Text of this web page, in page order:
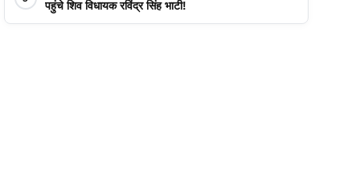
पहुंचे शिव विधायक रविंद्र सिंह भाटी!